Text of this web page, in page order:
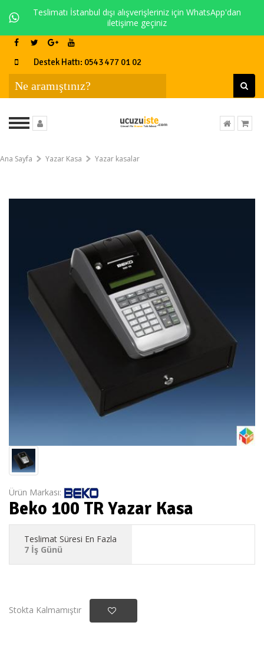
Teslimatı İstanbul dışı alışverişleriniz için WhatsApp'dan
iletişime geçiniz
Destek Hattı: 0543 477 01 02
Ana Sayfa Yazar Kasa Yazar kasalar
Ürün Markası:
Beko 100 TR Yazar Kasa
Teslimat Süresi En Fazla
7 İş Günü
Stokta Kalmamıştır